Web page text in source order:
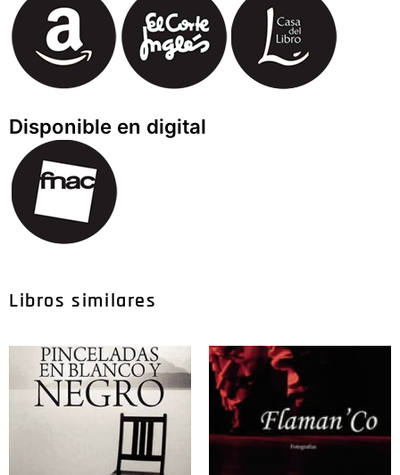
Disponible en digital
Libros similares